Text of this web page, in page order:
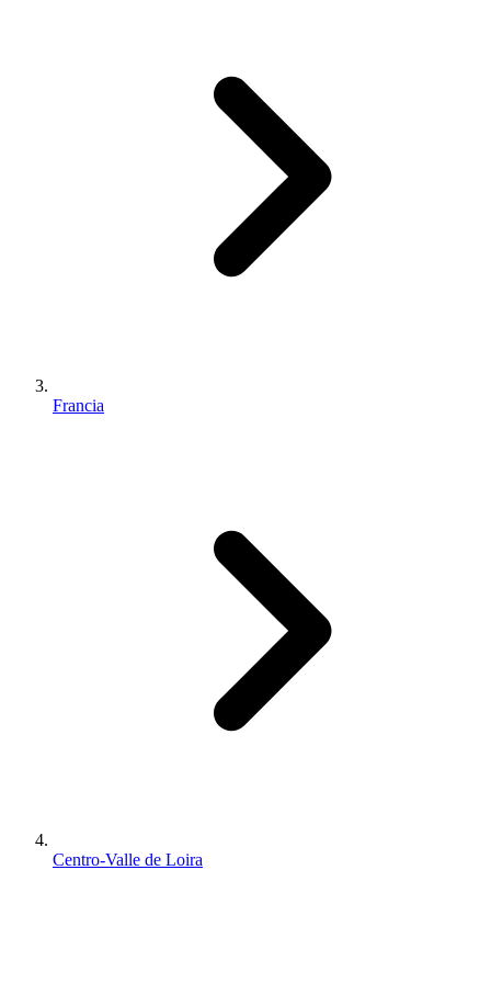
Francia
Centro-Valle de Loira